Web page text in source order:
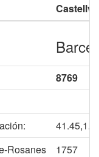
8769
41.45,1.9
Rosanes
1757